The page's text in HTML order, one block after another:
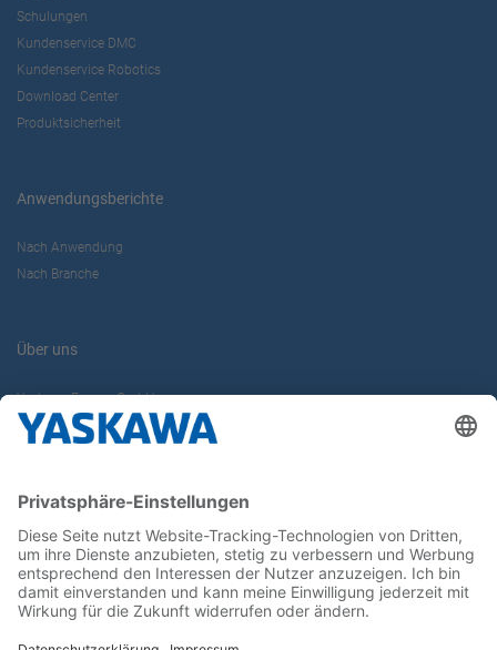
Schulungen
Kundenservice DMC
Kundenservice Robotics
Download Center
Produktsicherheit
Anwendungsberichte
Nach Anwendung
Nach Branche
Über uns
Yaskawa Europe GmbH
Karriere
Newsletter
Follow us on...